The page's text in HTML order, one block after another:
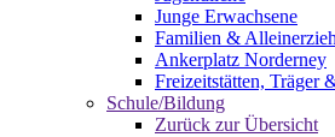
Junge Erwachsene
Familien &
Ankerplatz Norderney
Freizeitstätten, Träger
Schule/Bildung
Zurück zur Übersicht